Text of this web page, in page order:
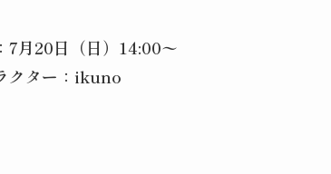
7月20日（日）14:00〜
クター：ikuno